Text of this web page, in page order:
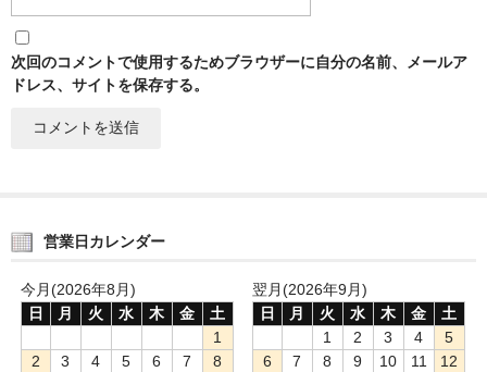
次回のコメントで使用するためブラウザーに自分の名前、メールア
ドレス、サイトを保存する。
営業日カレンダー
今月(2026年8月)
日
月 火 水 木 金
土
1
2
3 4 5 6 7
8
翌月(2026年9月)
日
月 火 水 木 金
土
1
2 3 4
5
6
7 8 9 10 11
12